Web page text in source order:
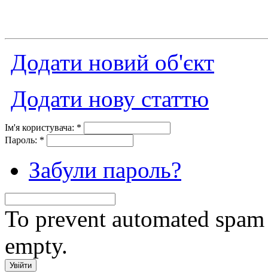
Додати новий об'єкт
Додати нову статтю
Ім'я користувача: *
Пароль: *
Забули пароль?
To prevent automated
empty.